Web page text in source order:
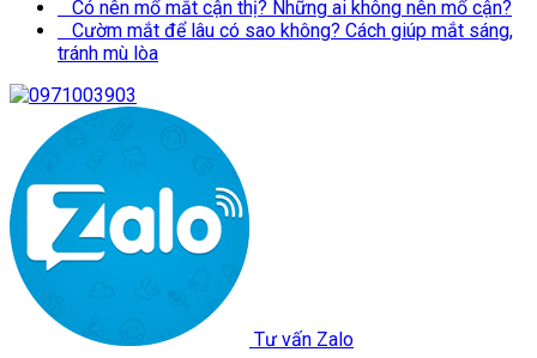
Có nên mổ mắt cận thị? Những ai không nên mổ cận?
Cườm mắt để lâu có sao không? Cách giúp mắt sáng,
tránh mù lòa
Tư vấn Zalo